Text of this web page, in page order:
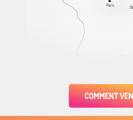
Paris
COMMENT